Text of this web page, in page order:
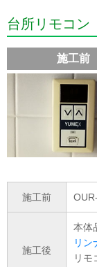
台所リモコン
施工前
施工前
施工後
本体
リン
リモ